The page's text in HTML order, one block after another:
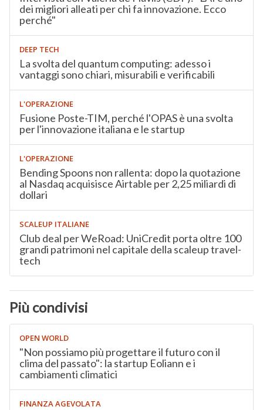
dei migliori alleati per chi fa innovazione. Ecco
perché"
DEEP TECH
La svolta del quantum computing: adesso i
vantaggi sono chiari, misurabili e verificabili
L'OPERAZIONE
Fusione Poste-TIM, perché l'OPAS è una svolta
per l'innovazione italiana e le startup
L'OPERAZIONE
Bending Spoons non rallenta: dopo la quotazione
al Nasdaq acquisisce Airtable per 2,25 miliardi di
dollari
SCALEUP ITALIANE
Club deal per WeRoad: UniCredit porta oltre 100
grandi patrimoni nel capitale della scaleup travel-
tech
Più condivisi
OPEN WORLD
"Non possiamo più progettare il futuro con il
clima del passato": la startup Eoliann e i
cambiamenti climatici
FINANZA AGEVOLATA